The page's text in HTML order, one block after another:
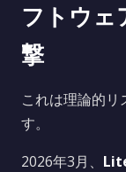
フトウェ
撃
これは理論的リ
す。
2026年3月、